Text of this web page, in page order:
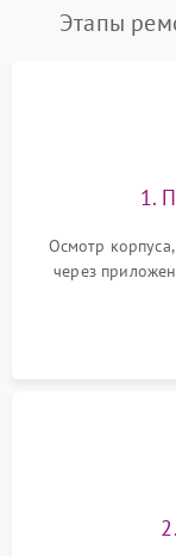
Этапы
1.
Осмотр
через
аккумулятора
Оценка работы